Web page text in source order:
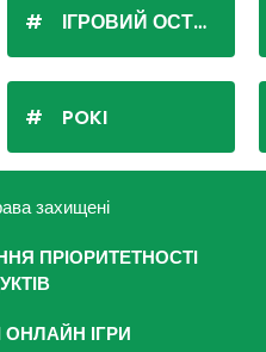
ІГРОВИЙ ОСТРІВ
POKI
захищені
ПРІОРИТЕТНОСТІ
ІГРИ